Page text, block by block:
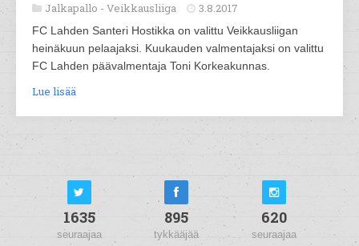
Jalkapallo - Veikkausliiga 3.8.2017
FC Lahden Santeri Hostikka on valittu Veikkausliigan
heinäkuun pelaajaksi. Kuukauden valmentajaksi on valittu
FC Lahden päävalmentaja Toni Korkeakunnas.
Lue lisää
1635
seuraajaa
895
tykkääjää
620
seuraajaa